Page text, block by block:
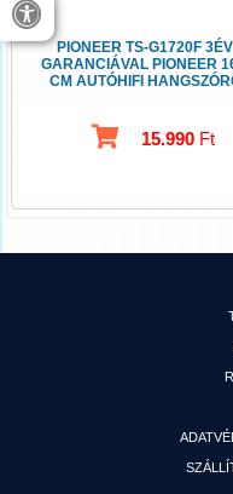
PIONEER TS-G1720F 3ÉV
GARANCIÁVAL PIONEER
CM AUTÓHIFI
15.990 Ft